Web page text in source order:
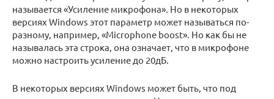
называется «Усиление микрофона». Но в некоторых
версиях Windows этот параметр может называться по-
разному, например, «Microphone boost». Но как бы не
называлась эта строка, она означает, что в микрофоне
можно настроить усиление до 20дБ.
В некоторых версиях Windows может быть, что под